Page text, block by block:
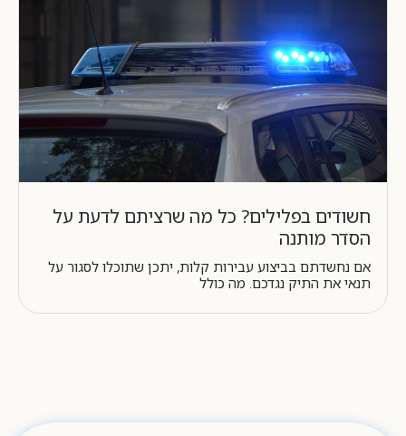
חשודים בפלילים? כל מה שרציתם לדעת על
הסדר מותנה
אם נחשדתם בביצוע עבירות קלות, יתכן שתוכלו לסגור על
תנאי את התיק נגדכם. מה כולל